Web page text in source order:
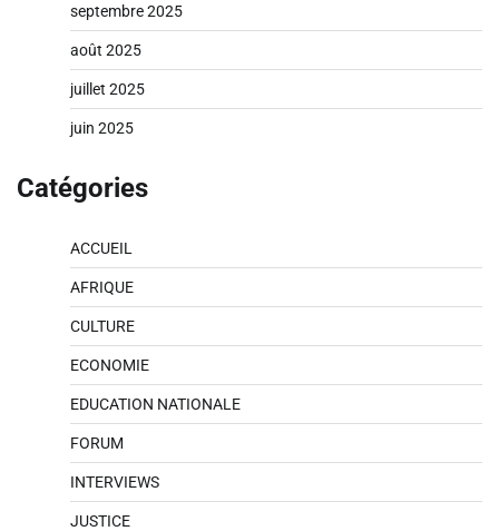
septembre 2025
août 2025
juillet 2025
juin 2025
Catégories
ACCUEIL
AFRIQUE
CULTURE
ECONOMIE
EDUCATION NATIONALE
FORUM
INTERVIEWS
JUSTICE